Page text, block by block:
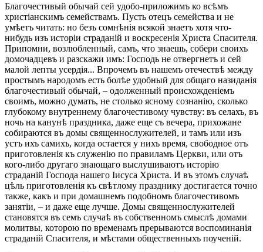
Благочестивый обычай сей удобо-приложимъ ко всѣмъ
христіанскимъ семействамъ. Пусть отецъ семейства и не
умѣетъ читать: но безъ сомнѣнія всякой знаетъ хотя что-
нибудь изъ исторіи страданій и воскресенія Христа Спасителя.
Припомни, возлюбленный, самъ, что знаешь, собери своихъ
домочадцевъ и разскажи имъ: Господь не отвергнетъ и сей
малой лепты усердія... Впрочемъ въ нашемъ отечествѣ между
простымъ народомъ есть болѣе удобный для общаго назиданія
благочестивый обычай, – одолженный происхожденіемъ
своимъ, можно думать, не столько ясному сознанію, сколько
глубокому внутреннему благочестивому чувству: въ селахъ, въ
ночь на канунѣ праздника, даже еще съ вечера, прихожане
собираются въ домы священнослужителей, и тамъ или изъ
устъ ихъ самихъ, когда остается у нихъ время, свободное отъ
приготовленія къ служенію по правиламъ Церкви, или отъ
кого-либо другаго знающаго выслушиваютъ исторію
страданій Господа нашего Іисуса Христа. И въ этомъ случаѣ
цѣль приготовленія къ свѣтлому празднику достигается точно
также, какъ и при домашнемъ подобномъ благочестивомъ
занятіи, – и даже еще лучше. Домы священнослужителей
становятся въ семъ случаѣ въ собственномъ смыслѣ домами
молитвы, которою по временамъ прерываются воспоминанія
страданій Спасителя, и мѣстами общественныхъ поученій.